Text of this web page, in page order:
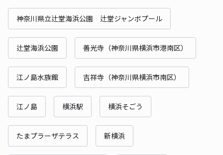
神奈川県立辻堂海浜公園 辻堂ジャンボプール
辻堂海浜公園 善光寺（神奈川県横浜市港南区）
江ノ島水族館 吉祥寺（神奈川県横浜市南区）
江ノ島 横浜駅 横浜そごう
たまプラーザテラス 新横浜